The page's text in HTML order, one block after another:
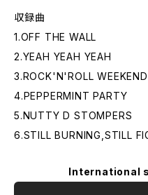
収録曲
1.OFF THE WALL
2.YEAH YEAH YEAH
3.ROCK'N'ROLL WEEKEND
4.PEPPERMINT PARTY
5.NUTTY D STOMPERS
6.STILL BURNING,STILL
International